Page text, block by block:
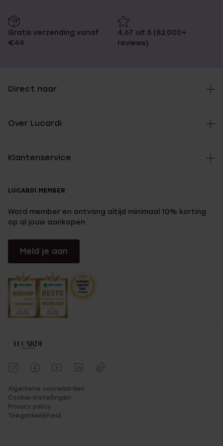
Gratis verzending vanaf
€49
4,67 uit 5 (82.000+
reviews)
Direct naar
Over Lucardi
Klantenservice
LUCARDI MEMBER
Word member en ontvang altijd minimaal 10% korting
op al jouw aankopen
Meld je aan
Algemene voorwaarden
Cookie-instellingen
Privacy policy
Toegankelijkheid